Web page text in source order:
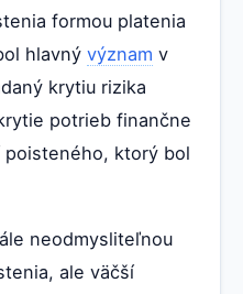
formou platenia
hlavný význam v
krytiu rizika
potrieb finančne
ktorý bol
neodmysliteľnou
ale väčší